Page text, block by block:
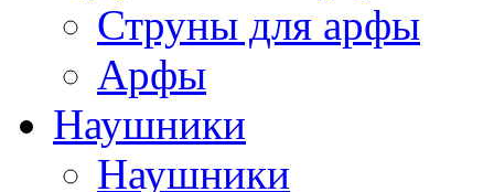
Струны для арфы
Арфы
Наушники
Наушники